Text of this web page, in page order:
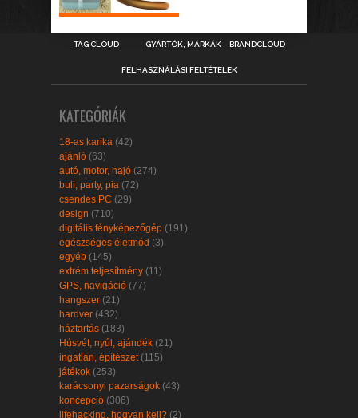
TAG CLOUD GYÁRTÓK, MÁRKÁK – BRANDCLOUD
FELHASZNÁLÁSI FELTÉTELEK
KATEGÓRIÁK
18-as karika (42)
ajánló (63)
autó, motor, hajó (274)
buli, party, pia (72)
csendes PC (29)
design (710)
digitális fényképezőgép (191)
egészséges életmód (3)
egyéb (145)
extrém teljesítmény (11)
GPS, navigáció (77)
hangszer (21)
hardver (432)
háztartás (183)
Húsvét, nyúl, ajándék (21)
ingatlan, építészet(115)
játékok (253)
karácsonyi pazarságok (43)
koncepció (306)
lifehacking, hogyan kell? (2)